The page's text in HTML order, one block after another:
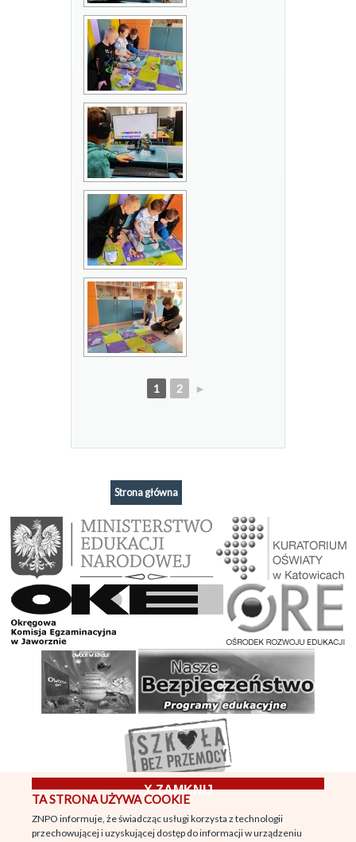
1 2 ►
Strona główna
© 2026Zespół Niepublicznych Placówek
Oświatowych | Copyright © 2013 | All
rights reserved: znpo.pl | Wykonanie
XZAMKNIJ
TA STRONA UŻYWA COOKIE
ZNPO informuje, że świadcząc usługi korzysta z technologii
przechowującej i uzyskującej dostęp do informacji w urządzeniu